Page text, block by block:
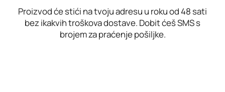
Proizvod će stići na tvoju adresu u roku od 48 sati
bez ikakvih troškova dostave. Dobit ćeš SMS s
brojem za praćenje pošiljke.